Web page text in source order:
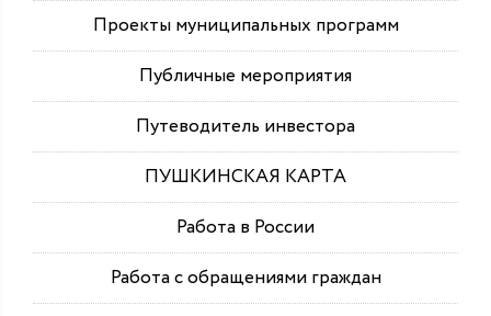
Проекты муниципальных программ
Публичные мероприятия
Путеводитель инвестора
ПУШКИНСКАЯ КАРТА
Работа в России
Работа с обращениями граждан